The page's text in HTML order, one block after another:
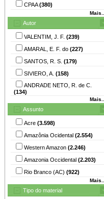
CPAA(380)
Mais...
Autor
VALENTIM, J. F. (239)
AMARAL, E. F. do (227)
SANTOS, R. S. (179)
SIVIERO, A. (158)
ANDRADE NETO, R. de C.
(134)
Mais...
Assunto
Acre (3.598)
Amazônia Ocidental (2.554)
Western Amazon (2.246)
Amazonia Occidental (2.203)
Rio Branco (AC) (922)
Mais...
Tipo do material